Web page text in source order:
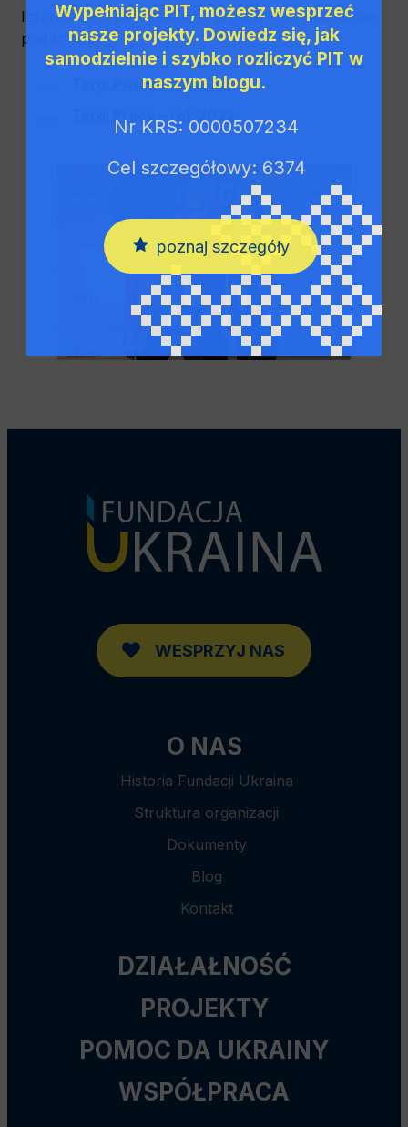
Informacje o poprzednich Targach Pracy szukajcie
pod linkiami:
Targi Pracy – rok 2021
WESPRZYJ NAS
O NAS
Historia Fundacji Ukraina
Struktura organizacji
Dokumenty
Blog
Kontakt
DZIAŁAŁNOŚĆ
PROJEKTY
POMOC DA UKRAINY
WSPÓŁPRACA
Wypełniając PIT, możesz wesprzeć
nasze projekty. Dowiedz się, jak
samodzielnie i szybko rozliczyć PIT w
naszym blogu.
Nr KRS: 0000507234
Cel szczegółowy: 6374
poznaj szczegóły